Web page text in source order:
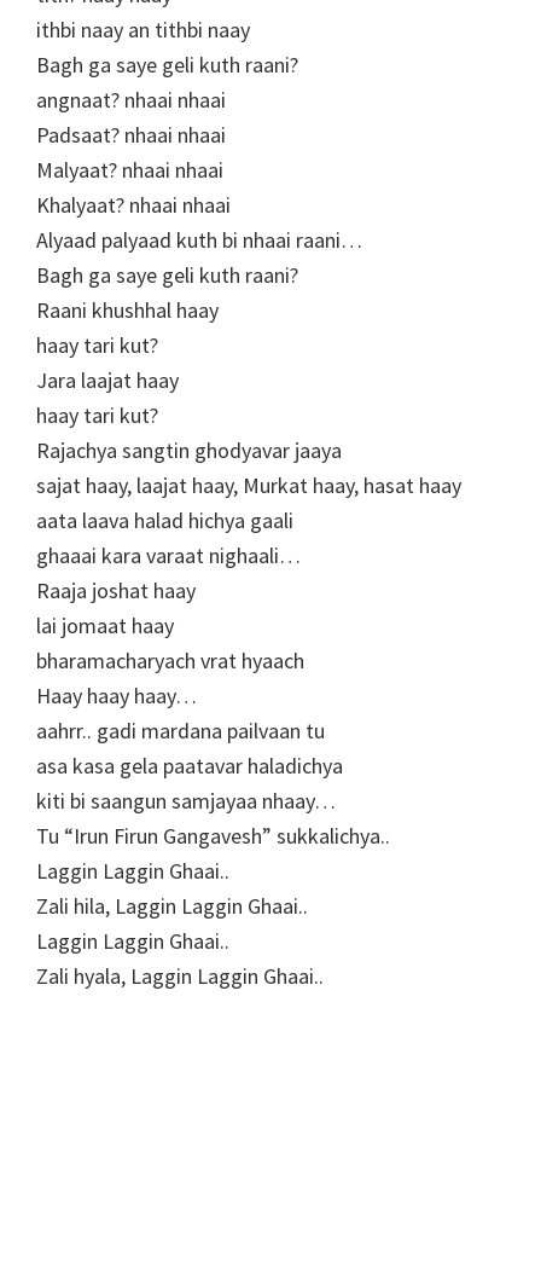
ithbi naay an tithbi naay
Bagh ga saye geli kuth raani?
angnaat? nhaai nhaai
Padsaat? nhaai nhaai
Malyaat? nhaai nhaai
Khalyaat? nhaai nhaai
Alyaad palyaad kuth bi nhaai raani…
Bagh ga saye geli kuth raani?
Raani khushhal haay
haay tari kut?
Jara laajat haay
haay tari kut?
Rajachya sangtin ghodyavar jaaya
sajat haay, laajat haay, Murkat haay, hasat haay
aata laava halad hichya gaali
ghaaai kara varaat nighaali…
Raaja joshat haay
lai jomaat haay
bharamacharyach vrat hyaach
Haay haay haay…
aahrr.. gadi mardana pailvaan tu
asa kasa gela paatavar haladichya
kiti bi saangun samjayaa nhaay…
Tu “Irun Firun Gangavesh” sukkalichya..
Laggin Laggin Ghaai..
Zali hila, Laggin Laggin Ghaai..
Laggin Laggin Ghaai..
Zali hyala, Laggin Laggin Ghaai..